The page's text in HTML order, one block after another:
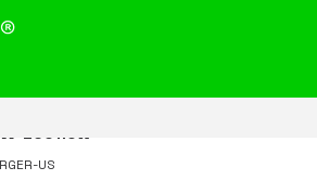
Carga Rapida 30 W USB-C
EcoFlow Carga
C
Ecoflow
US